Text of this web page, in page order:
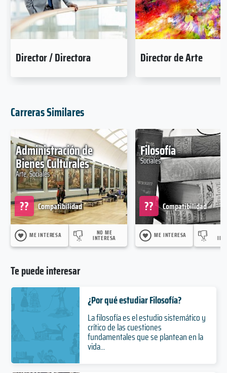
Director / Directora Director de Arte
Carreras Similares
Administración de
Bienes Culturales
Arte, Sociales
Compatibilidad
??
ME INTERESA NO ME
INTERESA
Filosofía
Sociales
Compatibilidad
??
ME INTERESA
Te puede interesar
¿Por qué estudiar Filosofía?
La filosofía es el estudio sistemático y
crítico de las cuestiones
fundamentales que se plantean en la
vida...